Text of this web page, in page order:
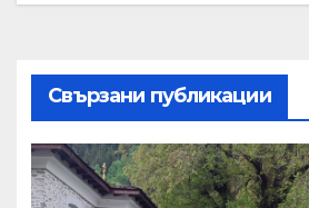
Свързани публикации